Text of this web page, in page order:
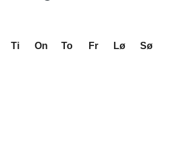
Ti On To Fr Lø
Sø